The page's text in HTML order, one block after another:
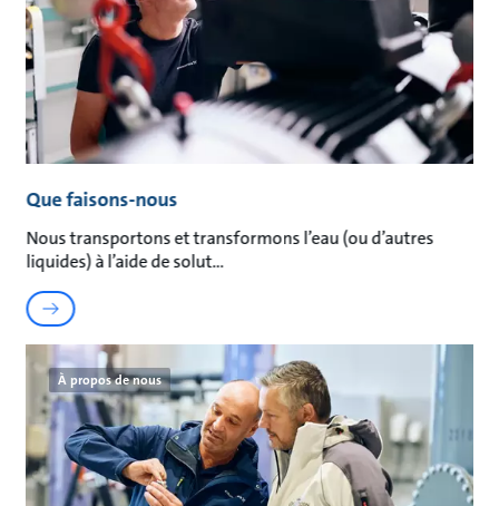
Que faisons-nous
Nous transportons et transformons l’eau (ou d’autres
liquides) à l’aide de solut
À propos de nous